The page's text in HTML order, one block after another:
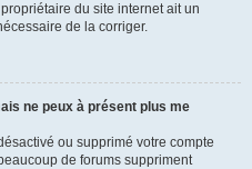
du site internet ait un
de la corriger.
ne peux à présent plus me
ou supprimé votre compte
de forums suppriment